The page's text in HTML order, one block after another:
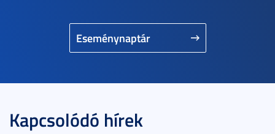
Eseménynaptár
Kapcsolódó hírek